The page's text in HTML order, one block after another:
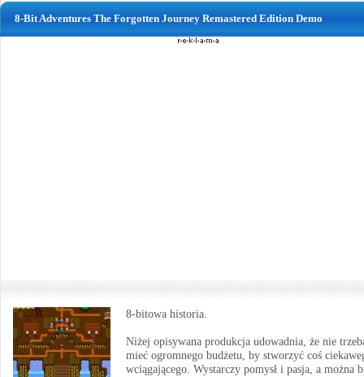
8-Bit Adventures The Forgotten Journey Remastered Edition Demo
8-bitowa historia.
Niżej opisywana produkcja udowadnia, że nie
mieć ogromnego budżetu, by stworzyć coś
wciągającego. Wystarczy pomysł i pasja, a można